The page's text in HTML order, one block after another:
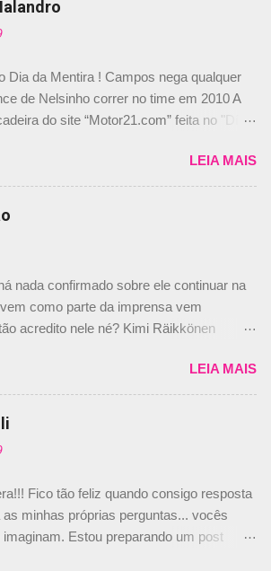
Dia da Mentira ! Campos nega qualquer
de Nelsinho correr no time em 2010 A
do site “Motor21.com” feita no "Día
–, afirmando que Nelson Piquet havia
15% das ações da Campos, dando,
isso, um lugar no time a Nelsinho Piquet,
de uma vez por todas por
Audetto, diretor da escuderia. O
o companheiro de Bruno Senna em
"Na verdade, nós recebemos uma oferta
admitiu Audetto. “Mas depois de ter
brasileiros”, explicou, dizendo ainda que
nada contra o filho do tricampeão
Piquet. “Ele é um bom piloto, rápido e
Audetto disse ainda que a suposta
à realidade. “O suposto 15%
seria menor do que aquilo que
pilotos podem trazer: italianos, r...
LEIA MAIS
nada confirmado sobre ele continuar na
como parte da imprensa vem
acredito nele né? Kimi Räikkönen
an option in my contract so that’s
you that it’s not true." #Kimi7 #EifelGP
77EDVn39Ia — Kimi
o fato do Iceman estar há tantos anos na
🇩🇪 #F1
— Formula 1 (@F1) October 8,
LEIA MAIS
Fico tão feliz quando consigo resposta
as minhas próprias perguntas... vocês
imaginam. Estou preparando um post